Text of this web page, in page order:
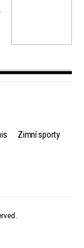
Zimní sporty